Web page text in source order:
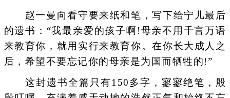
赵一曼向看守要来纸和笔，写下给宁儿最后
的遗书：“我最亲爱的孩子啊!母亲不用千言万语
来教育你，就用实行来教育你。在你长大成人之
后，希望不要忘记你的母亲是为国而牺牲的!”
这封遗书全篇只有150多字，寥寥绝笔，殷